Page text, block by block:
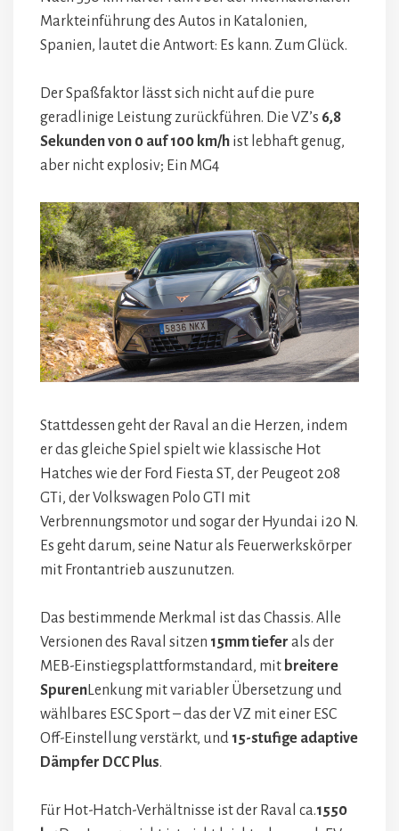
Markteinführung des Autos in Katalonien,
Spanien, lautet die Antwort: Es kann. Zum Glück.
Der Spaßfaktor lässt sich nicht auf die pure
geradlinige Leistung zurückführen. Die VZ’s 6,8
Sekunden von 0 auf 100 km/h ist lebhaft genug,
aber nicht explosiv; Ein MG4
Stattdessen geht der Raval an die Herzen, indem
er das gleiche Spiel spielt wie klassische Hot
Hatches wie der Ford Fiesta ST, der Peugeot 208
GTi, der Volkswagen Polo GTI mit
Verbrennungsmotor und sogar der Hyundai i20 N.
Es geht darum, seine Natur als Feuerwerkskörper
mit Frontantrieb auszunutzen.
Das bestimmende Merkmal ist das Chassis. Alle
Versionen des Raval sitzen 15mm tiefer als der
MEB-Einstiegsplattformstandard, mit breitere
Spuren Lenkung mit variabler Übersetzung und
wählbares ESC Sport – das der VZ mit einer ESC
Off-Einstellung verstärkt, und 15-stufige adaptive
Dämpfer DCC Plus.
Für Hot-Hatch-Verhältnisse ist der Raval ca.1550